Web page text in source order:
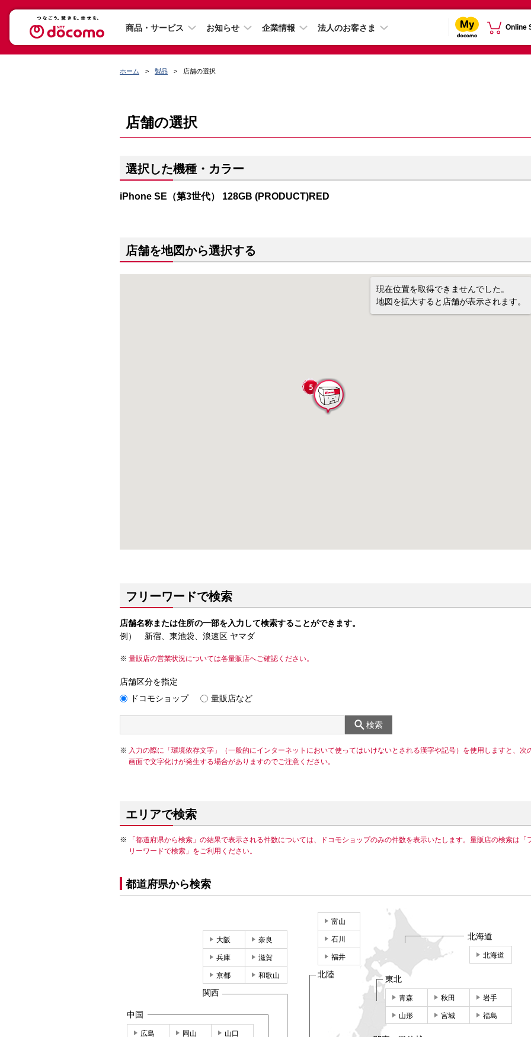
商品・サービス お知らせ 企業情報 法人のお客さま Online
ホーム 製品 店舗の選択
店舗の選択
選択した機種・カラー
iPhone SE（第3世代） 128GB (PRODUCT)RED
店舗を地図から選択する
現在位置を取得できませんでした。
地図を拡大すると店舗が表示されます。
フリーワードで検索
店舗名称または住所の一部を入力して検索することができます。
例） 新宿、東池袋、浪速区 ヤマダ
量販店の営業状況については各量販店へご確認ください。
店舗区分を指定
ドコモショップ
量販店など
検索
入力の際に「環境依存文字」（一般的にインターネットにおいて使ってはいけないとされる漢字や記号）を使用しますと、次
画面で文字化けが発生する場合がありますのでご注意ください。
エリアで検索
「都道府県から検索」の結果で表示される件数については、ドコモショップのみの件数を表示いたします。量販店の検索は「
リーワードで検索」をご利用ください。
都道府県から検索
北海道
北海道
東北
青森 秋田 岩手
山形 宮城 福島
富山
石川
福井
北陸
大阪 奈良
兵庫 滋賀
京都 和歌山
関西
中国
広島 岡山 山口